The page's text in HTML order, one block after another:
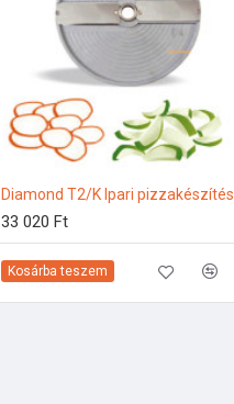
Diamond T2/K Ipari pizzakészítés
33 020 Ft
Kosárba teszem